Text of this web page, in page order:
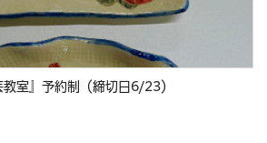
室』予約制（締切日6/23）